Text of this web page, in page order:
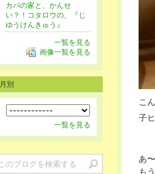
こ
子
あ
も
カパの家と、かんせ
い？！コタロウの、『じ
ゆうけんきゅう』
一覧を見る
画像一覧を見る
月別
一覧を見る